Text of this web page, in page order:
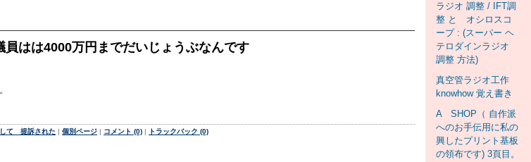
はは4000万円までだいじょうぶなんです
て 提訴された | 個別ページ | コメント (0) | トラックバック (0)
ラジオ 調整 / IFT調
整 と オシロスコ
ープ : (スーパー ヘ
テロダインラジオ
調整 方法)
真空管ラジオ工作
knowhow 覚え書き
A SHOP（ 自作派
へのお手伝用に私の
興したプリント基板
の領布です) 3頁目。